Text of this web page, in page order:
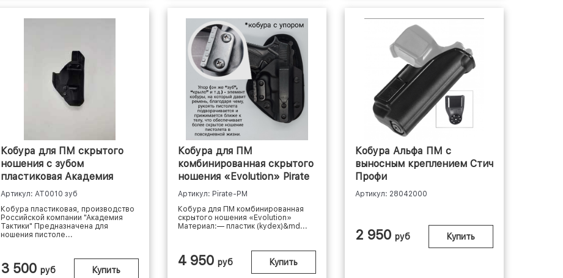
Кобура для ПМ скрытого
ношения с зубом
пластиковая Академия
Тактики
Артикул: АТ0010 зуб
Кобура пластиковая, производство
Российской компании "Академия
Тактики" Предназначена для
ношения пистоле...
3 500 руб Купить
Кобура для ПМ
комбинированная скрытого
ношения «Evolution» Pirate
Custom
Артикул: Pirate-PM
Кобура для ПМ комбинированная
скрытого ношения «Evolution»
Материал:— пластик (kydex)&md...
4 950 руб Купить
Кобура Альфа ПМ с
выносным креплением Стич
Профи
Артикул: 28042000
2 950 руб Купить